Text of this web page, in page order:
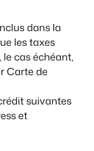
dans la
les taxes
cas échéant,
Carte de
suivantes
et